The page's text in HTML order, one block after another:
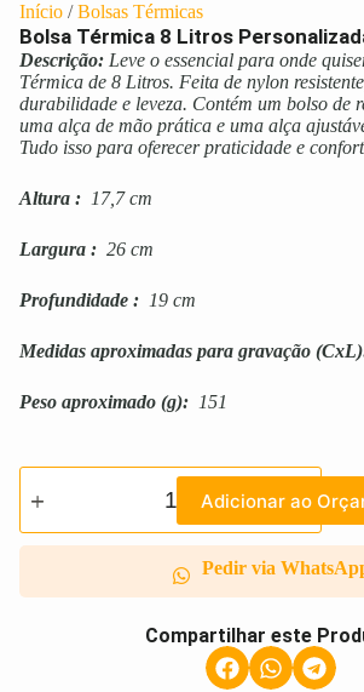
Início /Bolsas Térmicas
Bolsa Térmica 8 Litros
Descrição: Leve o essencial para onde
Térmica de 8 Litros. Feita de nylon
durabilidade e leveza. Contém um bolso de
uma alça de mão prática e uma alça
Tudo isso para oferecer praticidade e
Altura : 17,7 cm
Largura : 26 cm
Profundidade : 19 cm
Medidas aproximadas para gravação
Peso aproximado (g): 151
Adicionar ao
Pedir via
Compartilhar este